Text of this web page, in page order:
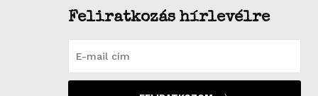
Feliratkozás hírlevélre